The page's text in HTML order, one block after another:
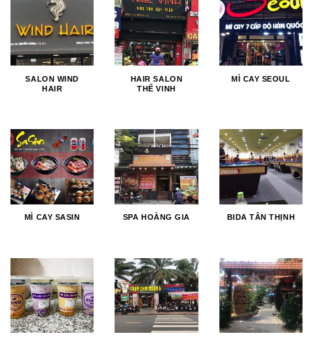
SALON WIND
HAIR
HAIR SALON
THẾ VINH
MÌ CAY SEOUL
MÌ CAY SASIN SPA HOÀNG GIA BIDA TÂN THỊNH